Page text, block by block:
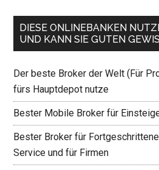
DIESE ONLINEBANKEN
UND KANN SIE GUTEN
Der beste Broker der Welt (Für
fürs Hauptdepot nutze
Bester Mobile Broker für
Bester Broker für
Service und für Firmen